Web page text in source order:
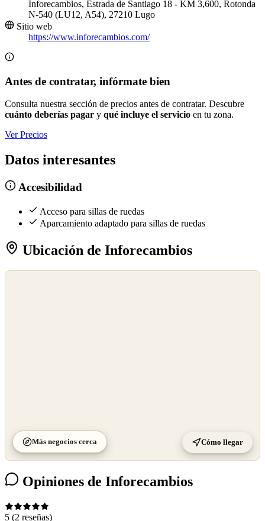
Inforecambios, Estrada de Santiago 18 - KM 3,600, Rotonda
N-540 (LU12, A54), 27210 Lugo
Sitio web
https://www.inforecambios.com/
Antes de contratar, infórmate bien
Consulta nuestra sección de precios antes de contratar. Descubre
cuánto deberías pagar y qué incluye el servicio en tu zona.
Ver Precios
Datos interesantes
Accesibilidad
Acceso para sillas de ruedas
Aparcamiento adaptado para sillas de ruedas
Ubicación de Inforecambios
Más negocios cerca Cómo llegar
Opiniones de Inforecambios
5 (2 reseñas)